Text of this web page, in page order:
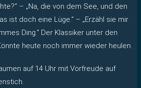
– „Na, die von dem See, und den
ist doch eine Lüge.“ – „Erzähl sie mir
Ding.“ Der Klassiker unter den
heute noch immer wieder heulen.
auf 14 Uhr mit Vorfreude auf